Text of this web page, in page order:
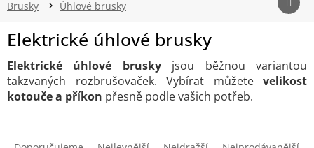
Brusky
Úhlové brusky
Elektrické úhlové brusky
Elektrické úhlové bruskyjsou běžnou variantou
takzvaných rozbrušovaček. Vybírat můžete velikost
kotouče a příkon přesně podle vašich potřeb.